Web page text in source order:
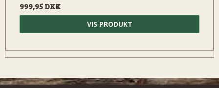
999,95 DKK
VIS PRODUKT